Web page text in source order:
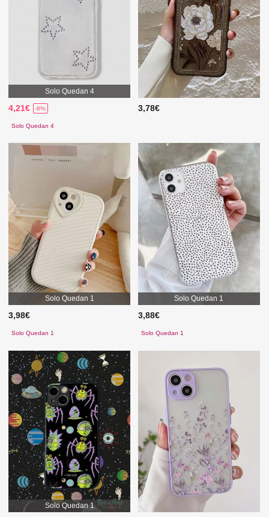
Solo Quedan 4
4,21€ -8%
Solo Quedan 4
3,78€
Solo Quedan 1
3,98€
Solo Quedan 1
Solo Quedan 1
3,88€
Solo Quedan 1
Solo Quedan 1